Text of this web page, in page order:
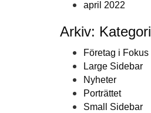
april 2022
Arkiv: Kategori
Företag i Fokus
Large Sidebar
Nyheter
Porträttet
Small Sidebar